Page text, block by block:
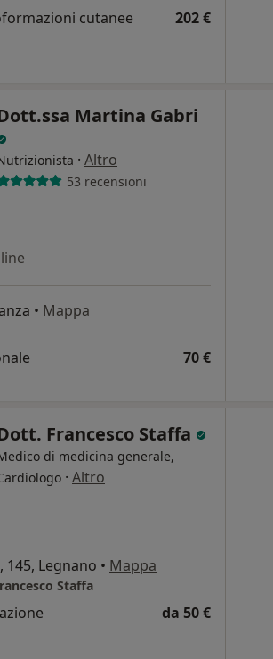
cutanee 202 €
Martina Gabri
· Altro
53 recensioni
• Mappa
70 €
Francesco Staffa
di medicina generale,
· Altro
145, Legnano • Mappa
Staffa
da 50 €